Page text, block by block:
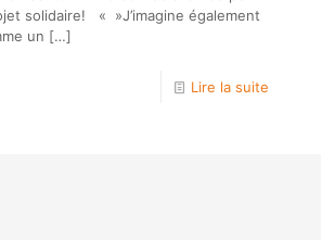
solidaire! « »J’imagine également
un […]
Lire la suite